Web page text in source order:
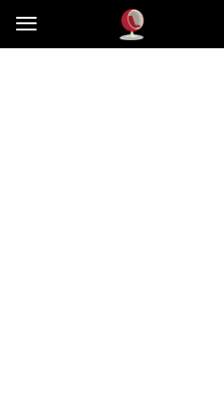
Dekoteria.pl